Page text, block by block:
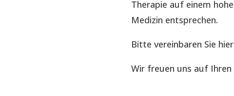
Therapie auf einem
Medizin entsprechen.
Bitte vereinbaren Sie
Wir freuen uns auf Ihren